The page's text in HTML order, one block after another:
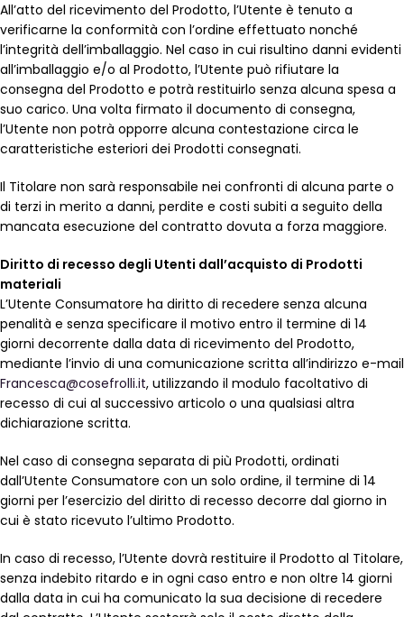
All’atto del ricevimento del Prodotto, l’Utente è tenuto a
verificarne la conformità con l’ordine effettuato nonché
l’integrità dell’imballaggio. Nel caso in cui risultino danni evidenti
all’imballaggio e/o al Prodotto, l’Utente può rifiutare la
consegna del Prodotto e potrà restituirlo senza alcuna spesa a
suo carico. Una volta firmato il documento di consegna,
l’Utente non potrà opporre alcuna contestazione circa le
caratteristiche esteriori dei Prodotti consegnati.
Il Titolare non sarà responsabile nei confronti di alcuna parte o
di terzi in merito a danni, perdite e costi subiti a seguito della
mancata esecuzione del contratto dovuta a forza maggiore.
Diritto di recesso degli Utenti dall’acquisto di Prodotti
materiali
L’Utente Consumatore ha diritto di recedere senza alcuna
penalità e senza specificare il motivo entro il termine di 14
giorni decorrente dalla data di ricevimento del Prodotto,
mediante l’invio di una comunicazione scritta all’indirizzo e-mail
Francesca@cosefrolli.it, utilizzando il modulo facoltativo di
recesso di cui al successivo articolo o una qualsiasi altra
dichiarazione scritta.
Nel caso di consegna separata di più Prodotti, ordinati
dall’Utente Consumatore con un solo ordine, il termine di 14
giorni per l’esercizio del diritto di recesso decorre dal giorno in
cui è stato ricevuto l’ultimo Prodotto.
In caso di recesso, l’Utente dovrà restituire il Prodotto al Titolare,
senza indebito ritardo e in ogni caso entro e non oltre 14 giorni
dalla data in cui ha comunicato la sua decisione di recedere